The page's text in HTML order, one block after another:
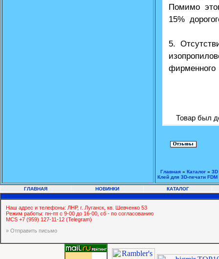
Помимо
15%
5.
фирменного
Товар был
Главная » Каталог »
Клей для 3D-печати
ГЛАВНАЯ НОВИНКИ КАТАЛОГ
Наш адрес и телефоны: ЛНР, г. Луганск, кв. Шевченко 53
Режим работы: пн-пт с 9-00 до 16-00, сб - по согласованию
MCS +7 (959) 127-11-12 (Telegram)
» Отправить письмо